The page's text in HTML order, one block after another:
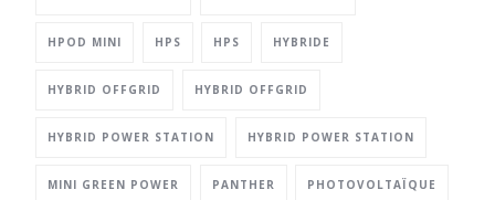
HPOD MINI HPS HPS HYBRIDE
HYBRID OFFGRID HYBRID OFFGRID
HYBRID POWER STATION HYBRID POWER STATION
MINI GREEN POWER PANTHER PHOTOVOLTAÏQUE